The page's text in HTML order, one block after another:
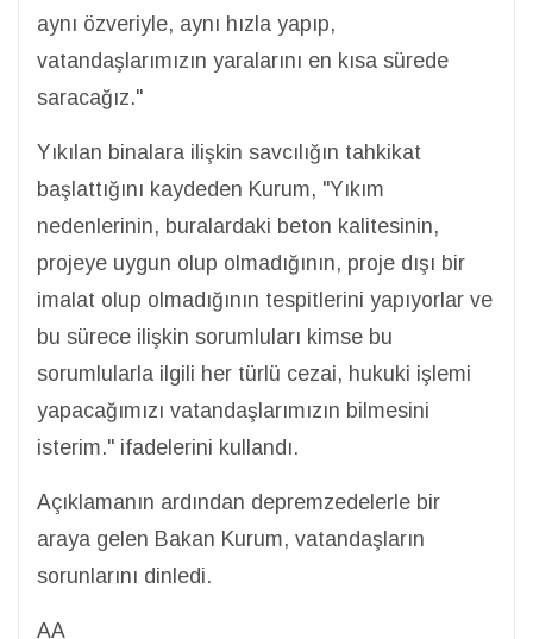
aynı özveriyle, aynı hızla yapıp,
vatandaşlarımızın yaralarını en kısa sürede
saracağız."
Yıkılan binalara ilişkin savcılığın tahkikat
başlattığını kaydeden Kurum, "Yıkım
nedenlerinin, buralardaki beton kalitesinin,
projeye uygun olup olmadığının, proje dışı bir
imalat olup olmadığının tespitlerini yapıyorlar ve
bu sürece ilişkin sorumluları kimse bu
sorumlularla ilgili her türlü cezai, hukuki işlemi
yapacağımızı vatandaşlarımızın bilmesini
isterim." ifadelerini kullandı.
Açıklamanın ardından depremzedelerle bir
araya gelen Bakan Kurum, vatandaşların
sorunlarını dinledi.
AA